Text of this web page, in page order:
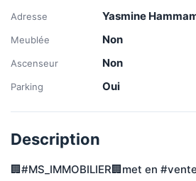
Adresse Yasmine
Meublée Non
Ascenseur Non
Parking Oui
Description
🏢#MS_IMMOBILIER🏢met en